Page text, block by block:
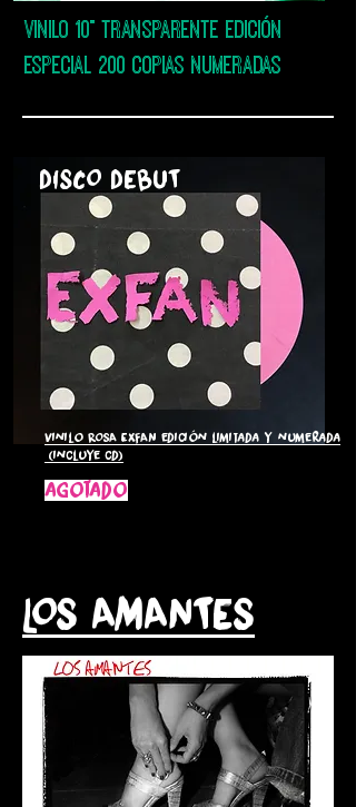
VINILO 10" TRANSPARENTE EDICIÓN
ESPECIAL 200 COPIAS NUMERADAS
DISCO DEBUT
Vinilo ROSA EXFAN edición limitada y numerada
(incluye cd)
agotado
LOS AMANTES